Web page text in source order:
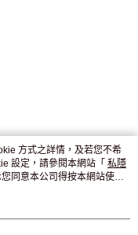
店，7天內取。逾期後
方式之詳情，及若您不希
設定，請參閱本網站「 私隱
同意本公司得按本網站使用